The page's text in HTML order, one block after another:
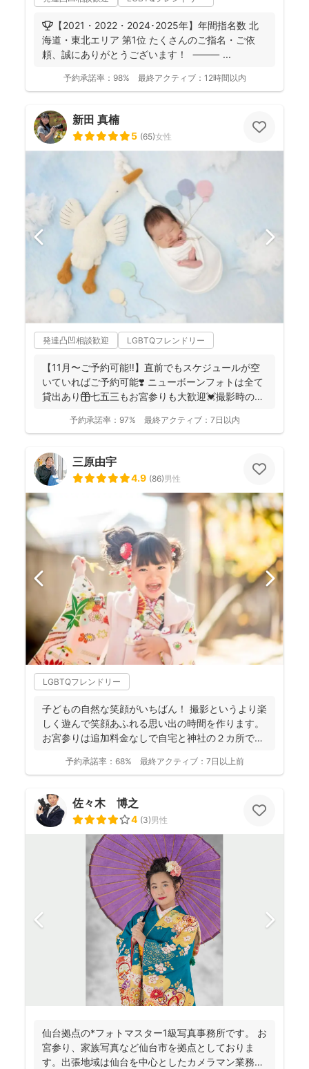
🏆【2021・2022・2024･2025年】年間指名数 北
海道・東北エリア 第1位 たくさんのご指名・ご依
頼、誠にありがとうございます！ ⸻ ...
予約承諾率： 98% 最終アクティブ： 12時間以内
新田 真楠
5 (65)女性
発達凸凹相談歓迎 LGBTQフレンドリー
【11月〜ご予約可能‼︎】直前でもスケジュールが空
いていればご予約可能❣️ ニューボーンフォトは全て
貸出あり🎁七五三もお宮参りも大歓迎💓撮影時のみ
予約承諾率： 97% 最終アクティブ： 7日以内
三原由宇
4.9 (86)男性
LGBTQフレンドリー
子どもの自然な笑顔がいちばん！ 撮影というより楽
しく遊んで笑顔あふれる思い出の時間を作ります。
お宮参りは追加料金なしで自宅と神社の２カ所で撮
予約承諾率： 68% 最終アクティブ： 7日以上前
佐々木 博之
4 (3)男性
仙台拠点の*フォトマスター1級写真事務所です。 お
宮参り、家族写真など仙台市を拠点としておりま
す。出張地域は仙台を中心としたカメラマン業務を